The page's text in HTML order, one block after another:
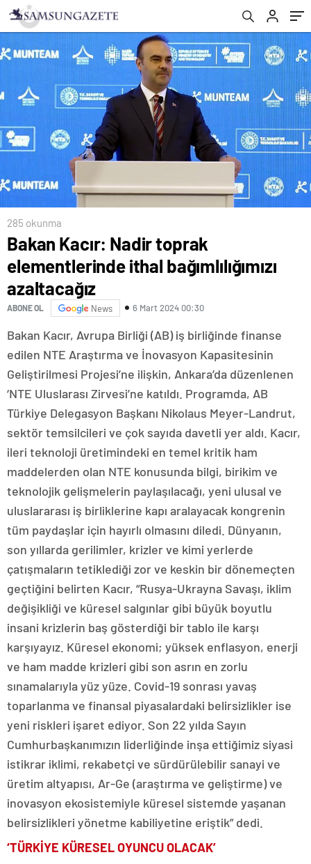
285 okunma
Bakan Kacır: Nadir toprak
elementlerinde ithal bağımlılığımızı
azaltacağız
ABONE OL News 6 Mart 2024 00:30
Bakan Kacır, Avrupa Birliği (AB) iş birliğinde finanse
edilen NTE Araştırma ve İnovasyon Kapasitesinin
Geliştirilmesi Projesi’ne ilişkin, Ankara’da düzenlenen
‘NTE Uluslarası Zirvesi’ne katıldı. Programda, AB
Türkiye Delegasyon Başkanı Nikolaus Meyer-Landrut,
sektör temsilcileri ve çok sayıda davetli yer aldı. Kacır,
ileri teknoloji üretimindeki en temel kritik ham
maddelerden olan NTE konusunda bilgi, birikim ve
teknolojik gelişmelerin paylaşılacağı, yeni ulusal ve
uluslararası iş birliklerine kapı aralayacak kongrenin
tüm paydaşlar için hayırlı olmasını diledi. Dünyanın,
son yıllarda gerilimler, krizler ve kimi yerlerde
çatışmaların tetiklediği zor ve keskin bir dönemeçten
geçtiğini belirten Kacır, “Rusya-Ukrayna Savaşı, iklim
değişikliği ve küresel salgınlar gibi büyük boyutlu
insani krizlerin baş gösterdiği bir tablo ile karşı
karşıyayız. Küresel ekonomi; yüksek enflasyon, enerji
ve ham madde krizleri gibi son asrın en zorlu
sınamalarıyla yüz yüze. Covid-19 sonrası yavaş
toparlanma ve finansal piyasalardaki belirsizlikler ise
yeni riskleri işaret ediyor. Son 22 yılda Sayın
Cumhurbaşkanımızın liderliğinde inşa ettiğimiz siyasi
istikrar iklimi, rekabetçi ve sürdürülebilir sanayi ve
üretim altyapısı, Ar-Ge (araştırma ve geliştirme) ve
inovasyon ekosistemiyle küresel sistemde yaşanan
belirsizlikleri yönetme kabiliyetine eriştik” dedi.
‘TÜRKİYE KÜRESEL OYUNCU OLACAK’